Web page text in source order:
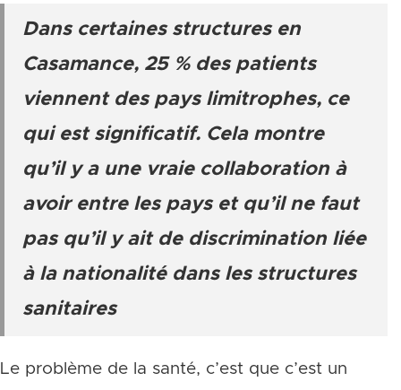
Dans certaines structures en
Casamance, 25 % des patients
viennent des pays limitrophes, ce
qui est significatif. Cela montre
qu’il y a une vraie collaboration à
avoir entre les pays et qu’il ne faut
pas qu’il y ait de discrimination liée
à la nationalité dans les structures
sanitaires
Le problème de la santé, c’est que c’est un